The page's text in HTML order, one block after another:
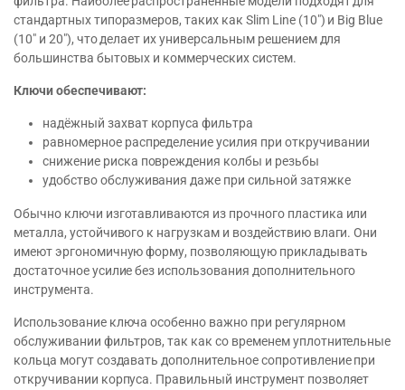
стандартных типоразмеров, таких как Slim Line (10″) и Big Blue
(10″ и 20″), что делает их универсальным решением для
большинства бытовых и коммерческих систем.
Ключи обеспечивают:
надёжный захват корпуса фильтра
равномерное распределение усилия при откручивании
снижение риска повреждения колбы и резьбы
удобство обслуживания даже при сильной затяжке
Обычно ключи изготавливаются из прочного пластика или
металла, устойчивого к нагрузкам и воздействию влаги. Они
имеют эргономичную форму, позволяющую прикладывать
достаточное усилие без использования дополнительного
инструмента.
Использование ключа особенно важно при регулярном
обслуживании фильтров, так как со временем уплотнительные
кольца могут создавать дополнительное сопротивление при
откручивании корпуса. Правильный инструмент позволяет